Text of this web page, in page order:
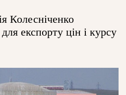
Колесніченко
експорту цін і курсу